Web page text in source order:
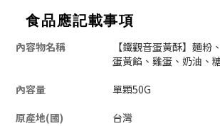
食品應記載事項
內容物名稱 【鐵觀音蛋黃酥】 麵粉
蛋黃餡、雞蛋、奶油、
內容量
單顆50G
原產地(國)
台灣